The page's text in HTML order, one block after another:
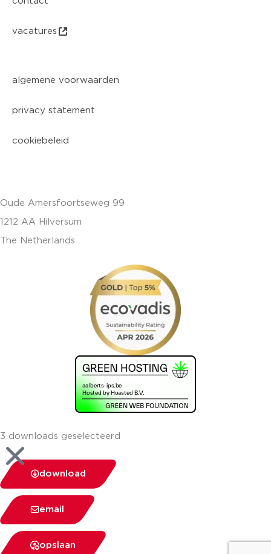
vacatures
algemene voorwaarden
privacy statement
cookiebeleid
Oude Amersfoortseweg 99
1212 AA Hilversum
The Netherlands
3 downloads geselecteerd
download
email
opslaan